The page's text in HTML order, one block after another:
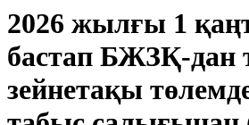
2026 жылғы 1
бастап БЖЗҚ-дан
зейнетақы